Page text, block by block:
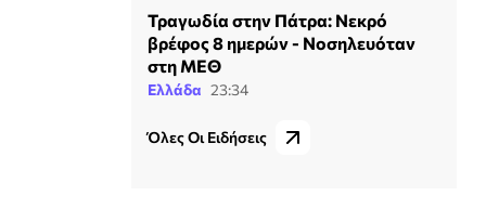
Τραγωδία στην Πάτρα: Νεκρό
βρέφος 8 ημερών - Νοσηλευόταν
στη ΜΕΘ
Ελλάδα 23:34
Όλες Οι Ειδήσεις